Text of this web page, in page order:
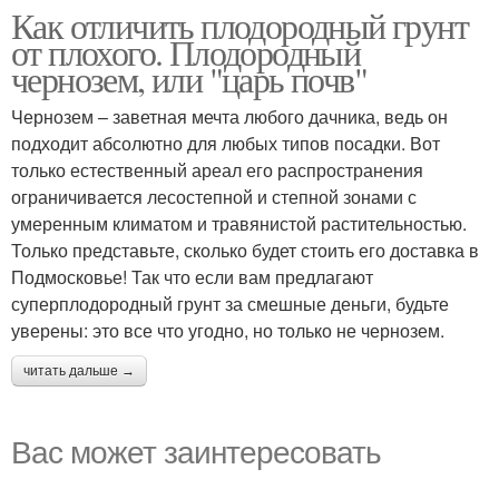
Как отличить плодородный грунт
от плохого. Плодородный
чернозем, или "царь почв"
Чернозем – заветная мечта любого дачника, ведь он
подходит абсолютно для любых типов посадки. Вот
только естественный ареал его распространения
ограничивается лесостепной и степной зонами с
умеренным климатом и травянистой растительностью.
Только представьте, сколько будет стоить его доставка в
Подмосковье! Так что если вам предлагают
суперплодородный грунт за смешные деньги, будьте
уверены: это все что угодно, но только не чернозем.
читать дальше →
Вас может заинтересовать